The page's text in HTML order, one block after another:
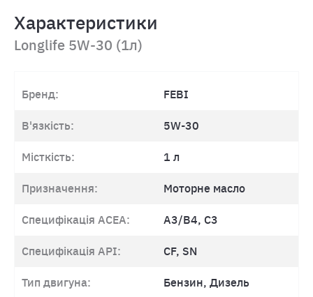
Характеристики
Longlife 5W-30 (1л)
Бренд: FEBI
В'язкість: 5W-30
Місткість: 1 л
Призначення: Моторне масло
Специфікація ACEA: A3/B4, C3
Специфікація API: CF, SN
Тип двигуна: Бензин, Дизель